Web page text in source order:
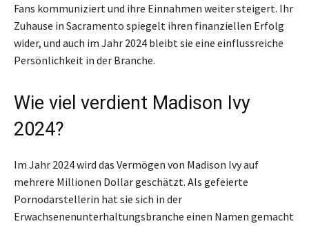
Fans kommuniziert und ihre Einnahmen weiter steigert. Ihr
Zuhause in Sacramento spiegelt ihren finanziellen Erfolg
wider, und auch im Jahr 2024 bleibt sie eine einflussreiche
Persönlichkeit in der Branche.
Wie viel verdient Madison Ivy
2024?
Im Jahr 2024 wird das Vermögen von Madison Ivy auf
mehrere Millionen Dollar geschätzt. Als gefeierte
Pornodarstellerin hat sie sich in der
Erwachsenenunterhaltungsbranche einen Namen gemacht